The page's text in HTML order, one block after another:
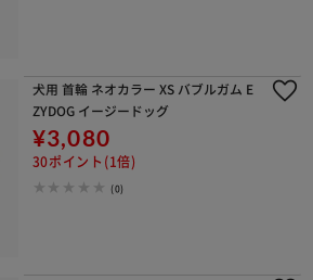
犬用 首輪 ネオカラー XS バブルガム E
ZYDOG イージードッグ
¥3,080
30ポイント(1倍)
(0)